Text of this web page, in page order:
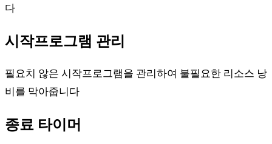
다
시작프로그램 관리
필요치 않은 시작프로그램을 관리하여 불필요한 리소스 낭
비를 막아줍니다
종료 타이머